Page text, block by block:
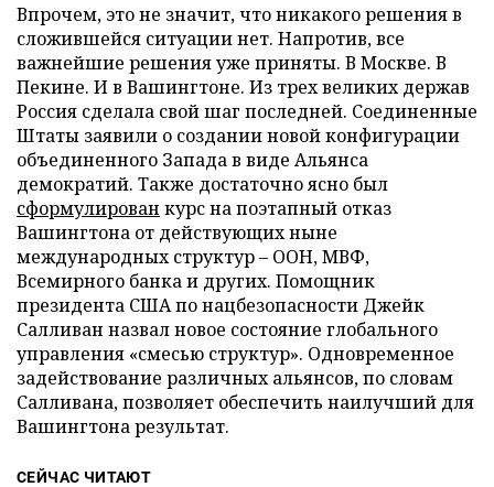
Впрочем, это не значит, что никакого решения в
сложившейся ситуации нет. Напротив, все
важнейшие решения уже приняты. В Москве. В
Пекине. И в Вашингтоне. Из трех великих держав
Россия сделала свой шаг последней. Соединенные
Штаты заявили о создании новой конфигурации
объединенного Запада в виде Альянса
демократий. Также достаточно ясно был
сформулирован курс на поэтапный отказ
Вашингтона от действующих ныне
международных структур – ООН, МВФ,
Всемирного банка и других. Помощник
президента США по нацбезопасности Джейк
Салливан назвал новое состояние глобального
управления «смесью структур». Одновременное
задействование различных альянсов, по словам
Салливана, позволяет обеспечить наилучший для
Вашингтона результат.
СЕЙЧАС ЧИТАЮТ